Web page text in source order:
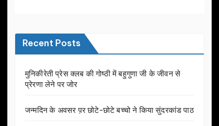
Recent Posts
मुनिकीरेती प्रेस क्लब की गोष्ठी में बहुगुणा जी के जीवन से
प्रेरणा लेने पर जोर
जन्मदिन के अवसर प़र छोटे-छोटे बच्चो ने किया सुंदरकांड पाठ